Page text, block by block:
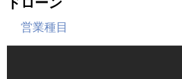
ドローン
営業種目